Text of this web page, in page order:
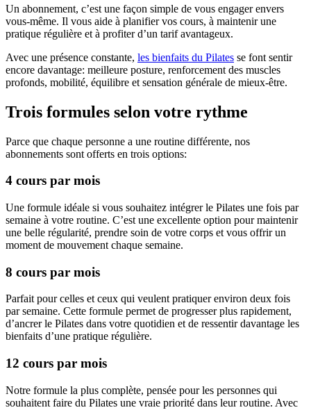
Un abonnement, c’est une façon simple de vous engager envers
vous-même. Il vous aide à planifier vos cours, à maintenir une
pratique régulière et à profiter d’un tarif avantageux.
Avec une présence constante, les bienfaits du Pilates se font sentir
encore davantage: meilleure posture, renforcement des muscles
profonds, mobilité, équilibre et sensation générale de mieux-être.
Trois formules selon votre rythme
Parce que chaque personne a une routine différente, nos
abonnements sont offerts en trois options:
4 cours par mois
Une formule idéale si vous souhaitez intégrer le Pilates une fois par
semaine à votre routine. C’est une excellente option pour maintenir
une belle régularité, prendre soin de votre corps et vous offrir un
moment de mouvement chaque semaine.
8 cours par mois
Parfait pour celles et ceux qui veulent pratiquer environ deux fois
par semaine. Cette formule permet de progresser plus rapidement,
d’ancrer le Pilates dans votre quotidien et de ressentir davantage les
bienfaits d’une pratique régulière.
12 cours par mois
Notre formule la plus complète, pensée pour les personnes qui
souhaitent faire du Pilates une vraie priorité dans leur routine. Avec